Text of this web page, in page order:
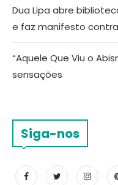
Dua Lipa abre
e faz manifesto
“Aquele Que Viu o
sensações
Siga-nos